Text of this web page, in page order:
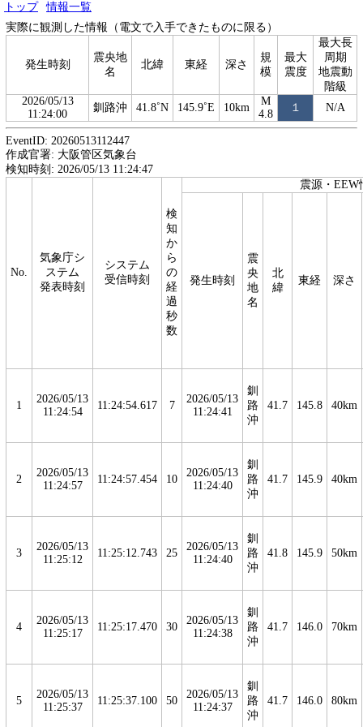
トップ
情報一覧
実際に観測した情報（電文で入手できたものに限る）
発生時刻
震央地
名
北緯 東経 深さ
規
模
最大
震度
最大長
周期
地震動
階級
2026/05/13
11:24:00
釧路沖 41.8˚N 145.9˚E 10km
M
4.8
１ N/A
EventID: 20260513112447
作成官署: 大阪管区気象台
検知時刻: 2026/05/13 11:24:47
No.
気象庁シ
ステム
発表時刻
システム
受信時刻
検
知
か
ら
の
経
過
秒
数
震源・EEW
発生時刻
震
央
地
名
北
緯
東経 深さ
1
2026/05/13
11:24:54
11:24:54.617 7
2026/05/13
11:24:41
釧
路
沖
41.7 145.8 40km
2
2026/05/13
11:24:57
11:24:57.454 10
2026/05/13
11:24:40
釧
路
沖
41.7 145.9 40km
3
2026/05/13
11:25:12
11:25:12.743 25
2026/05/13
11:24:40
釧
路
沖
41.8 145.9 50km
4
2026/05/13
11:25:17
11:25:17.470 30
2026/05/13
11:24:38
釧
路
沖
41.7 146.0 70km
5
2026/05/13
11:25:37
11:25:37.100 50
2026/05/13
11:24:37
釧
路
沖
41.7 146.0 80km